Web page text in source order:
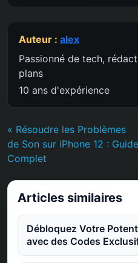
Auteur : alex
Passionné de tech,
plans
10 ans d'expérience
« Résoudre les Problèmes
de Son sur iPhone 12 : Guide
Complet
Articles similaires
Débloquez Votre
avec des Codes